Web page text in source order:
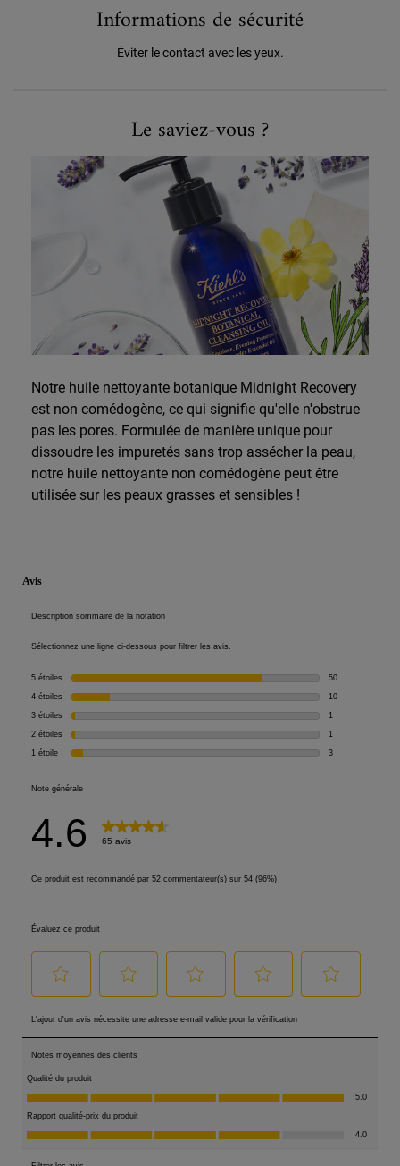
Informations de sécurité
Éviter le contact avec les yeux.
Le saviez-vous ?
Notre huile nettoyante botanique Midnight Recovery
est non comédogène, ce qui signifie qu'elle n'obstrue
pas les pores. Formulée de manière unique pour
dissoudre les impuretés sans trop assécher la peau,
notre huile nettoyante non comédogène peut être
utilisée sur les peaux grasses et sensibles !